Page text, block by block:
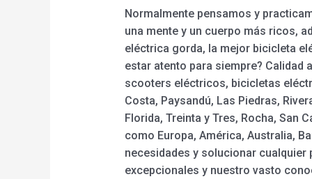
Normalmente pensamos y
una mente y un cuerpo más ricos,
eléctrica gorda, la mejor bicicleta
estar atento para siempre?
scooters eléctricos, bicicletas
Costa, Paysandú, Las Piedras,
Florida, Treinta y Tres, Rocha, San
como Europa, América, Australia,
necesidades y solucionar
excepcionales y nuestro vasto